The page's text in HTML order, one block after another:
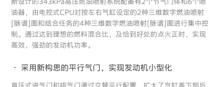
油器，由电控式CPU对按左右气缸设定的2种三维数字燃油喷射
[脉谱]图和结合任务的4种三维数字燃油喷射[脉谱]图进行集中控
制。通过达到理想的燃料混合比，及恰到好处的点火正时，实现
高效，强劲的发动机功率。
· 采用新构思的平行气门，实现发动机小型化
直压式进气门和排气门通过交替平行配置，扩大了汽缸盖下部后